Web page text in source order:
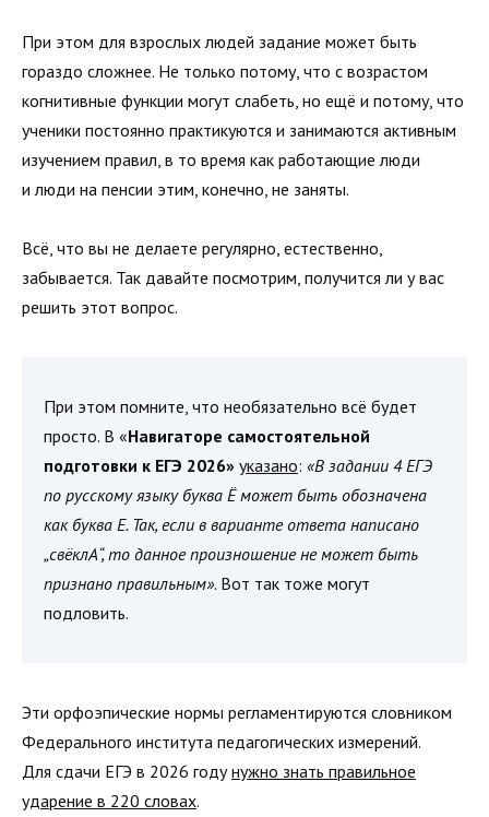
При этом для взрослых людей задание может быть
гораздо сложнее. Не только потому, что с возрастом
когнитивные функции могут слабеть, но ещё и потому, что
ученики постоянно практикуются и занимаются активным
изучением правил, в то время как работающие люди
и люди на пенсии этим, конечно, не заняты.
Всё, что вы не делаете регулярно, естественно,
забывается. Так давайте посмотрим, получится ли у вас
решить этот вопрос.
При этом помните, что необязательно всё будет
просто. В «Навигаторе самостоятельной
подготовки к ЕГЭ 2026» указано: «В задании 4 ЕГЭ
по русскому языку буква Ё может быть обозначена
как буква Е. Так, если в варианте ответа написано
„свёклА“, то данное произношение не может быть
признано правильным». Вот так тоже могут
подловить.
Эти орфоэпические нормы регламентируются словником
Федерального института педагогических измерений.
Для сдачи ЕГЭ в 2026 годунужно знать правильное
ударение в 220 словах.